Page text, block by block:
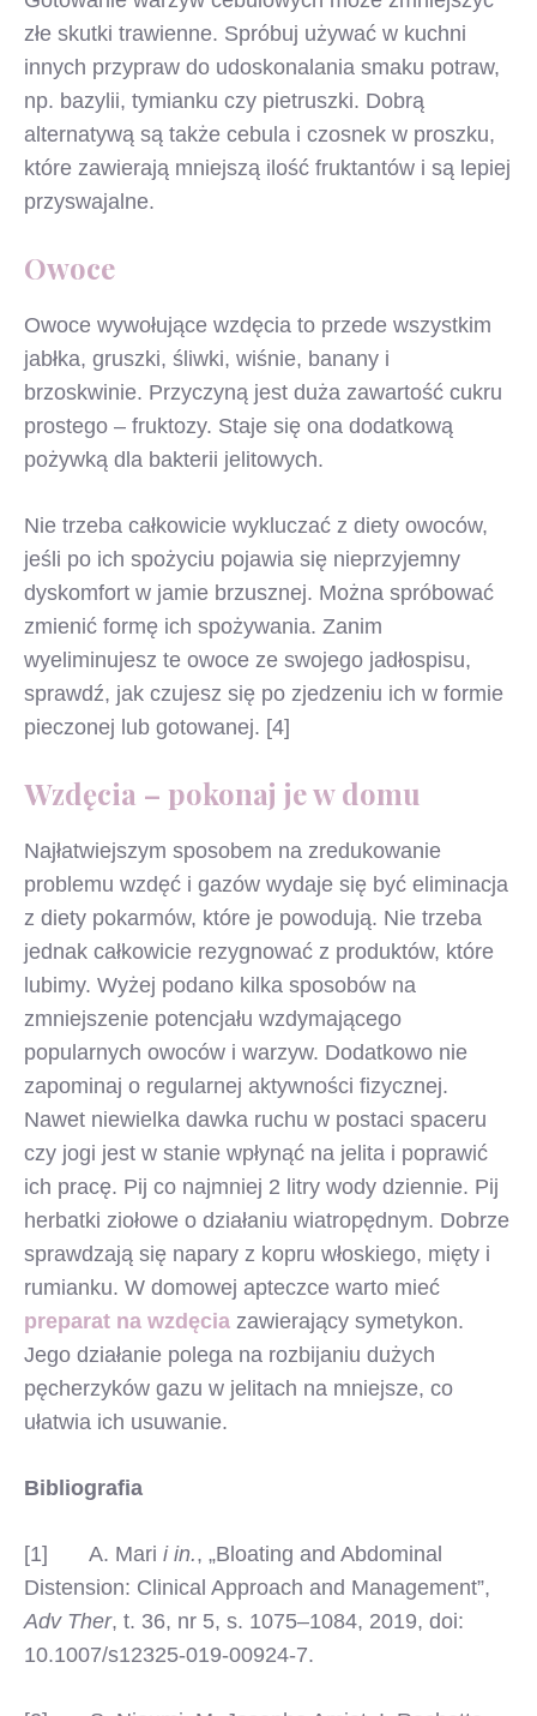
złe skutki trawienne. Spróbuj używać w kuchni
innych przypraw do udoskonalania smaku potraw,
np. bazylii, tymianku czy pietruszki. Dobrą
alternatywą są także cebula i czosnek w proszku,
które zawierają mniejszą ilość fruktantów i są lepiej
przyswajalne.
Owoce
Owoce wywołujące wzdęcia to przede wszystkim
jabłka, gruszki, śliwki, wiśnie, banany i
brzoskwinie. Przyczyną jest duża zawartość cukru
prostego – fruktozy. Staje się ona dodatkową
pożywką dla bakterii jelitowych.
Nie trzeba całkowicie wykluczać z diety owoców,
jeśli po ich spożyciu pojawia się nieprzyjemny
dyskomfort w jamie brzusznej. Można spróbować
zmienić formę ich spożywania. Zanim
wyeliminujesz te owoce ze swojego jadłospisu,
sprawdź, jak czujesz się po zjedzeniu ich w formie
pieczonej lub gotowanej. [4]
Wzdęcia – pokonaj je w domu
Najłatwiejszym sposobem na zredukowanie
problemu wzdęć i gazów wydaje się być eliminacja
z diety pokarmów, które je powodują. Nie trzeba
jednak całkowicie rezygnować z produktów, które
lubimy. Wyżej podano kilka sposobów na
zmniejszenie potencjału wzdymającego
popularnych owoców i warzyw. Dodatkowo nie
zapominaj o regularnej aktywności fizycznej.
Nawet niewielka dawka ruchu w postaci spaceru
czy jogi jest w stanie wpłynąć na jelita i poprawić
ich pracę. Pij co najmniej 2 litry wody dziennie. Pij
herbatki ziołowe o działaniu wiatropędnym. Dobrze
sprawdzają się napary z kopru włoskiego, mięty i
rumianku. W domowej apteczce warto mieć
preparat na wzdęcia zawierający symetykon.
Jego działanie polega na rozbijaniu dużych
pęcherzyków gazu w jelitach na mniejsze, co
ułatwia ich usuwanie.
Bibliografia
[1] A. Mari i in., „Bloating and Abdominal
Distension: Clinical Approach and Management”,
Adv Ther, t. 36, nr 5, s. 1075–1084, 2019, doi:
10.1007/s12325-019-00924-7.